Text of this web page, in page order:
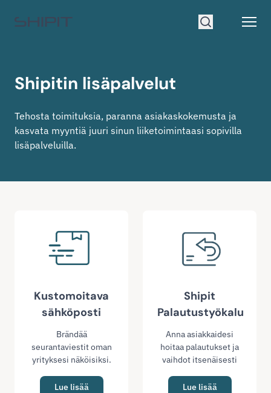
Siirry etusivulle
Shipitin lisäpalvelut
Tehosta toimituksia, paranna asiakaskokemusta ja
kasvata myyntiä juuri sinun liiketoimintaasi sopivilla
lisäpalveluilla.
Kustomoitava
sähköposti
Brändää
seurantaviestit oman
yrityksesi näköisiksi.
Lue lisää
Shipit
Palautustyökalu
Anna asiakkaidesi
hoitaa palautukset ja
vaihdot itsenäisesti
Lue lisää